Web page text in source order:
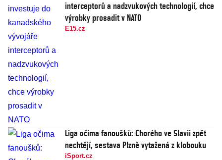
interceptorů a nadzvukových technologií, chce
výrobky prosadit v NATO
E15.cz
Liga očima fanoušků: Chorého ve Slavii zpět
nechtějí, sestava Plzně vytažená z klobouku
iSport.cz